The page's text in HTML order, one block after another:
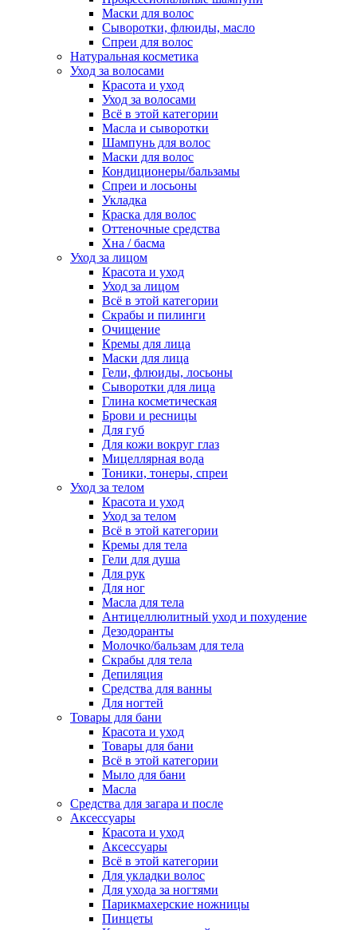
Маски для волос
Сыворотки, флюиды, масло
Спреи для волос
Натуральная косметика
Уход за волосами
Красота и уход
Уход за волосами
Всё в этой категории
Масла и сыворотки
Шампунь для волос
Маски для волос
Кондиционеры/бальзамы
Спреи и лосьоны
Укладка
Краска для волос
Оттеночные средства
Хна / басма
Уход за лицом
Красота и уход
Уход за лицом
Всё в этой категории
Скрабы и пилинги
Очищение
Кремы для лица
Маски для лица
Гели, флюиды, лосьоны
Сыворотки для лица
Глина косметическая
Брови и ресницы
Для губ
Для кожи вокруг глаз
Мицеллярная вода
Тоники, тонеры, спреи
Уход за телом
Красота и уход
Уход за телом
Всё в этой категории
Кремы для тела
Гели для душа
Для рук
Для ног
Масла для тела
Антицеллюлитный уход и похудение
Дезодоранты
Молочко/бальзам для тела
Скрабы для тела
Депиляция
Средства для ванны
Для ногтей
Товары для бани
Красота и уход
Товары для бани
Всё в этой категории
Мыло для бани
Масла
Средства для загара и после
Аксессуары
Красота и уход
Аксессуары
Всё в этой категории
Для укладки волос
Для ухода за ногтями
Парикмахерские ножницы
Пинцеты